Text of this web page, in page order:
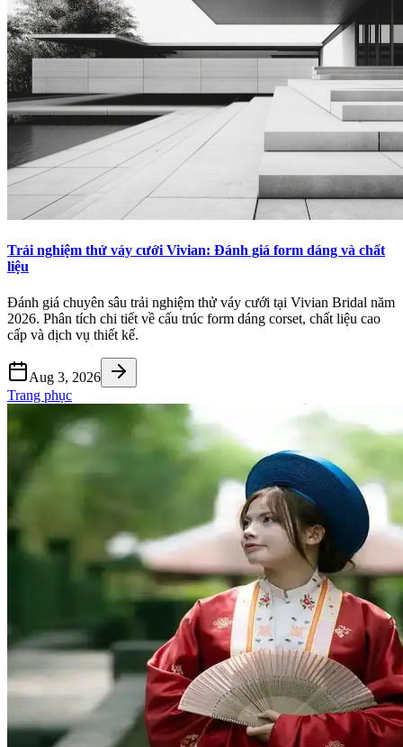
Trải nghiệm thử váy cưới Vivian: Đánh giá form dáng và chất
liệu
Đánh giá chuyên sâu trải nghiệm thử váy cưới tại Vivian Bridal năm
2026. Phân tích chi tiết về cấu trúc form dáng corset, chất liệu cao
cấp và dịch vụ thiết kế.
Aug 3, 2026
Trang phục